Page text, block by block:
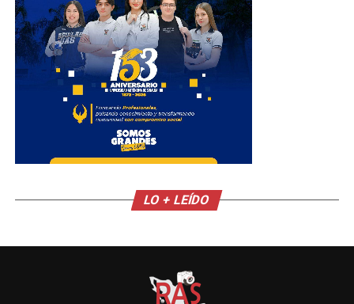
LO + LEÍDO